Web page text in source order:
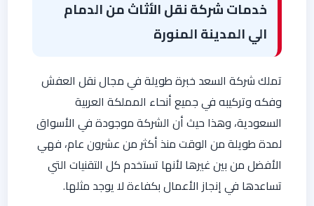
خدمات شركة نقل الأثاث من الدمام
الي المدينة المنورة
تملك شركة السعد خبرة طويلة في مجال نقل العفش
وفكه وتركيبه في جميع أنحاء المملكة العربية
السعودية، وهذا حيث أن الشركة موجودة في الأسواق
لمدة طويلة من الوقت منذ أكثر من عشرون عام، فهي
الأفضل من بين غيرها لأنها تستخدم كل التقنيات التي
تساعدها في إنجاز الأعمال بكفاءة لا يوجد مثلها.